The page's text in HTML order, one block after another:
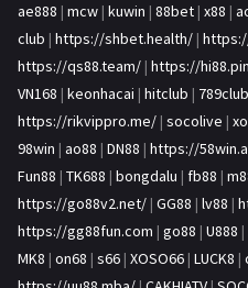
ae888 | mcw | kuwin | 88bet | x88 |
club | https://shbet.health/ |
https://qs88.team/ | https://
VN168 | keonhacai | hitclub | 789club
https://rikvippro.me/ | socolive |
98win | ao88 | DN88 | https://
Fun88 | TK688 | bongdalu | fb88 |
https://go88v2.net/ | GG88 | lv88 |
https://gg88fun.com | go88 | U888 |
MK8 | on68 | s66 | XOSO66 | LUCK8 |